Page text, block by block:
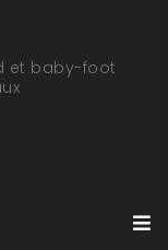
et baby-foot